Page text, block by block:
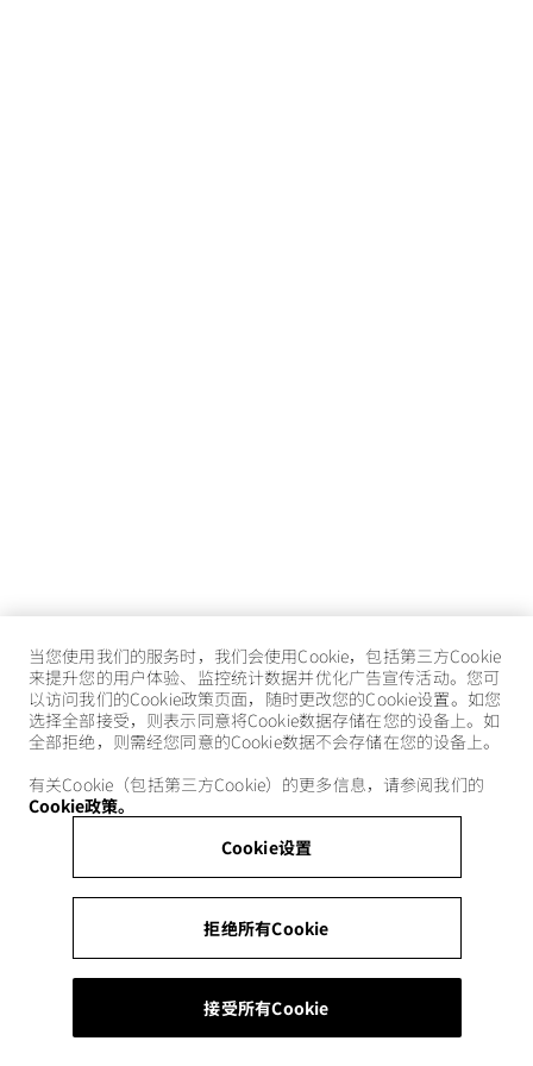
当您使用我们的服务时，我们会使用Cookie，包括第三方Cookie
来提升您的用户体验、监控统计数据并优化广告宣传活动。您可
以访问我们的Cookie政策页面，随时更改您的Cookie设置。如您
选择全部接受，则表示同意将Cookie数据存储在您的设备上。如
全部拒绝，则需经您同意的Cookie数据不会存储在您的设备上。
有关Cookie（包括第三方Cookie）的更多信息，请参阅我们的
Cookie政策。
Cookie设置
拒绝所有Cookie
接受所有Cookie